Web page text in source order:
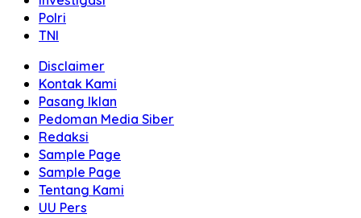
Polri
TNI
Disclaimer
Kontak Kami
Pasang Iklan
Pedoman Media Siber
Redaksi
Sample Page
Sample Page
Tentang Kami
UU Pers